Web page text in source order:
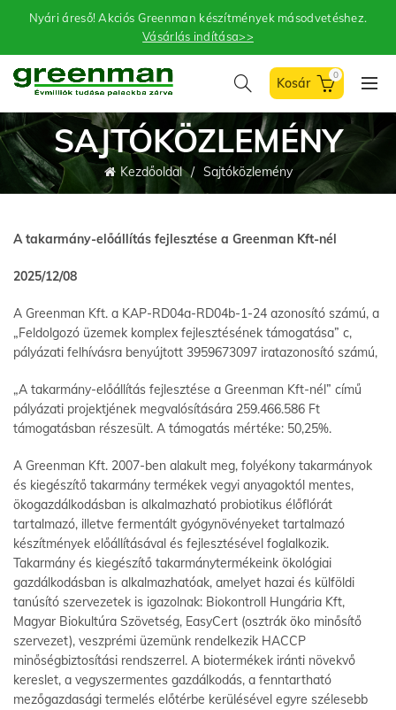
Nyári áreső! Akciós Greenman készítmények másodvetéshez.
Vásárlás indítása>>
0
SAJTÓKÖZLEMÉNY
Kezdőoldal Sajtóközlemény
A takarmány-előállítás fejlesztése a Greenman Kft-nél
2025/12/08
A Greenman Kft. a KAP-RD04a-RD04b-1-24 azonosító számú, a
„Feldolgozó üzemek komplex fejlesztésének támogatása” c,
pályázati felhívásra benyújtott 3959673097 iratazonosító számú,
„A takarmány-előállítás fejlesztése a Greenman Kft-nél” című
pályázati projektjének megvalósítására 259.466.586 Ft
támogatásban részesült. A támogatás mértéke: 50,25%.
A Greenman Kft. 2007-ben alakult meg, folyékony takarmányok
és kiegészítő takarmány termékek vegyi anyagoktól mentes,
ökogazdálkodásban is alkalmazható probiotikus élőflórát
tartalmazó, illetve fermentált gyógynövényeket tartalmazó
készítmények előállításával és fejlesztésével foglalkozik.
Takarmány és kiegészítő takarmánytermékeink ökológiai
gazdálkodásban is alkalmazhatóak, amelyet hazai és külföldi
tanúsító szervezetek is igazolnak: Biokontroll Hungária Kft,
Magyar Biokultúra Szövetség, EasyCert (osztrák öko minősítő
szervezet), veszprémi üzemünk rendelkezik HACCP
minőségbiztosítási rendszerrel. A biotermékek iránti növekvő
kereslet, a vegyszermentes gazdálkodás, a fenntartható
mezőgazdasági termelés előtérbe kerülésével egyre szélesebb